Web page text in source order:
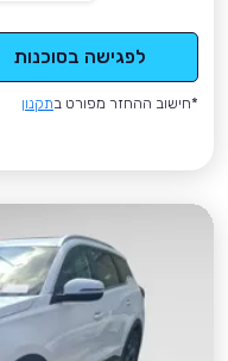
לפגישה בסוכנות
*חישוב ההחזר מפורט בתקנון